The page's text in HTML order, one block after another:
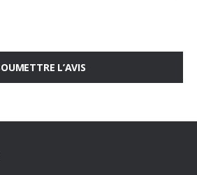
L’AVIS